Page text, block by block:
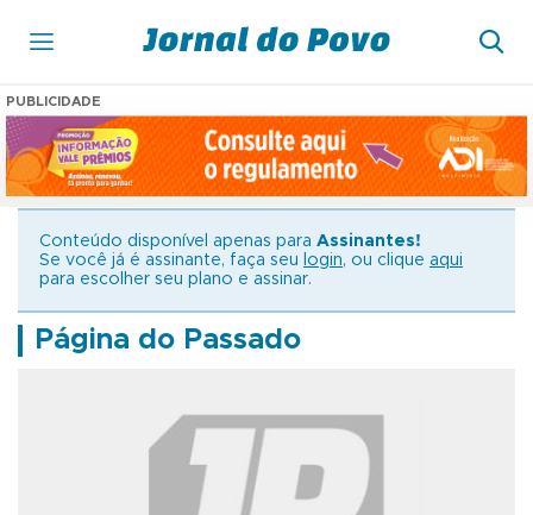
PUBLICIDADE
Conteúdo disponível apenas para Assinantes!
Se você já é assinante, faça seu
login, ou clique aqui
para escolher seu plano e assinar.
Página do Passado